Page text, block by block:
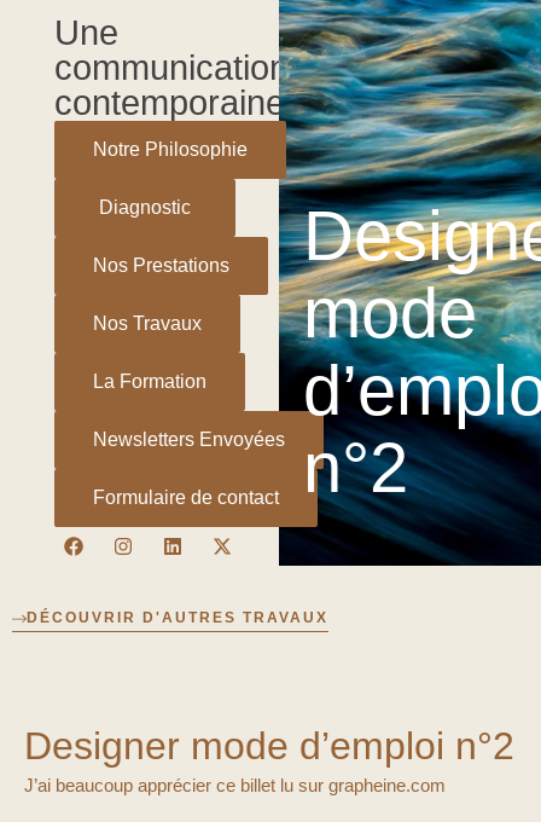
contenu
Une
communication
contemporaine
Notre Philosophie
Diagnostic
Nos Prestations
Nos Travaux
La Formation
Newsletters Envoyées
Formulaire de contact
F
a
b
o
I
n
a
g
L
i
e
d
X
-
i
t
mode
n°2
DÉCOUVRIR D'AUTRES TRAVAUX
Designer mode d’emploi n°2
J’ai beaucoup apprécier ce billet lu sur grapheine.com